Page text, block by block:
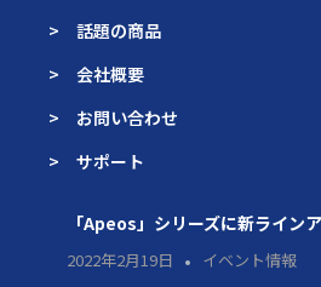
> 話題の商品
> 会社概要
> お問い合わせ
> サポート
「Apeos」シリーズに新ライン
2022年2月19日 イベント情報